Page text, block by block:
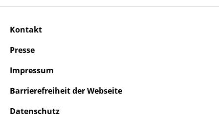
Kontakt
Presse
Impressum
Barrierefreiheit der Webseite
Datenschutz